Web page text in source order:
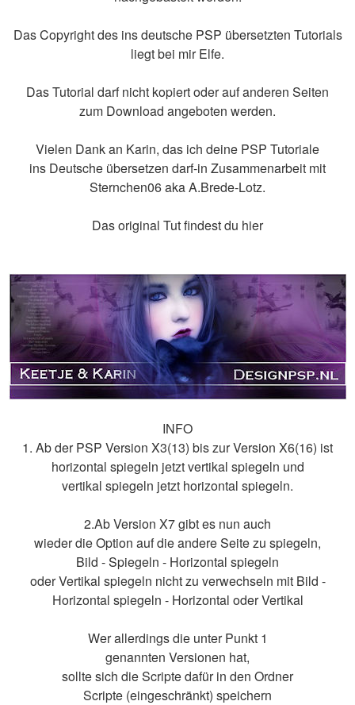
Das Copyright des ins deutsche PSP übersetzten Tutorials
liegt bei mir Elfe.
Das Tutorial darf nicht kopiert oder auf anderen Seiten
zum Download angeboten werden.
Vielen Dank an Karin, das ich deine PSP Tutoriale
ins Deutsche übersetzen darf-in Zusammenarbeit mit
Sternchen06 aka A.Brede-Lotz.
Das original Tut findest du hier
INFO
1. Ab der PSP Version X3(13) bis zur Version X6(16) ist
horizontal spiegeln jetzt vertikal spiegeln und
vertikal spiegeln jetzt horizontal spiegeln.
2.Ab Version X7 gibt es nun auch
wieder die Option auf die andere Seite zu spiegeln,
Bild - Spiegeln - Horizontal spiegeln
oder Vertikal spiegeln nicht zu verwechseln mit Bild -
Horizontal spiegeln - Horizontal oder Vertikal
Wer allerdings die unter Punkt 1
genannten Versionen hat,
sollte sich die Scripte dafür in den Ordner
Scripte (eingeschränkt) speichern